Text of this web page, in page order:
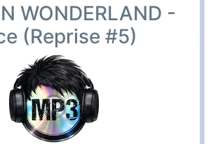
WONDERLAND -
(Reprise #5)